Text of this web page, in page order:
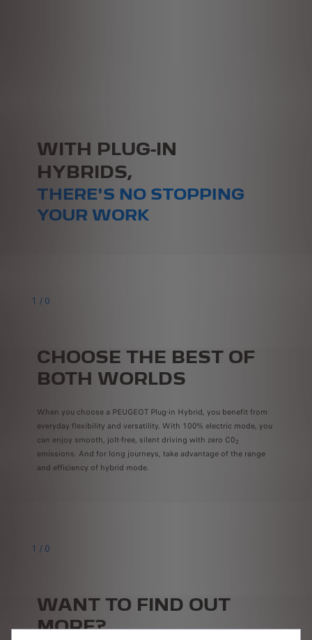
WITH PLUG-IN
HYBRIDS,
THERE'S NO STOPPING
YOUR WORK
1 / 0
CHOOSE THE BEST OF
BOTH WORLDS
When you choose a PEUGEOT Plug-in Hybrid, you benefit from
everyday flexibility and versatility. With 100% electric mode, you
can enjoy smooth, jolt-free, silent driving with zero C02
emissions. And for long journeys, take advantage of the range
and efficiency of hybrid mode.
1 / 0
WANT TO FIND OUT
MORE?